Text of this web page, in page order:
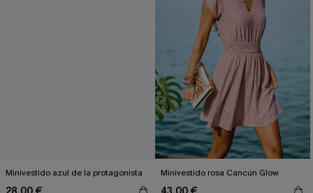
Minivestido azul de la protagonista Minivestido rosa Cancún Glow